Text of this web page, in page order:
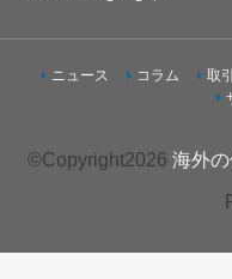
ニュース コラム 取
©Copyright2026 海外